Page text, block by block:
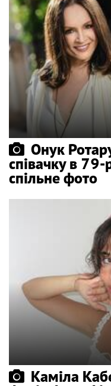
Онук
співачку в 79-
спільне фото
Каміла